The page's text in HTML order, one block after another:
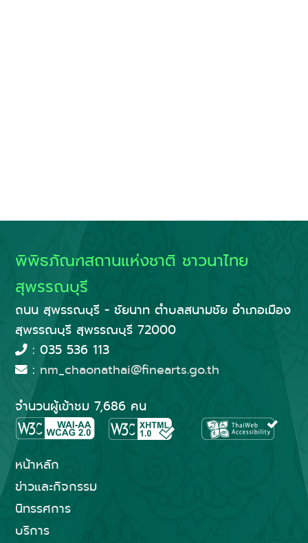
พิพิธภัณฑสถานแห่งชาติ ชาวนาไทย
สุพรรณบุรี
ถนน สุพรรณบุรี - ชัยนาท ตำบลสนามชัย อำเภอเมือง
สุพรรณบุรี สุพรรณบุรี 72000
: 035 536 113
: nm_chaonathai@finearts.go.th
จำนวนผู้เข้าชม 7,686 คน
หน้าหลัก
ข่าวและกิจกรรม
นิทรรศการ
บริการ